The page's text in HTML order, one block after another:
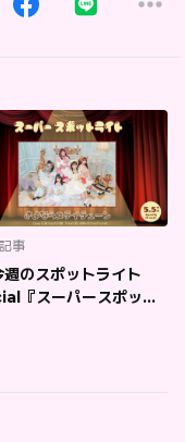
事
のスポットライト
『スーパースポット